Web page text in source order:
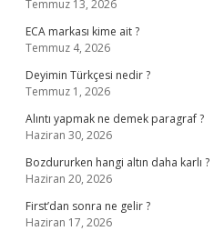
Temmuz 13, 2026
ECA markası kime ait ?
Temmuz 4, 2026
Deyimin Türkçesi nedir ?
Temmuz 1, 2026
Alıntı yapmak ne demek paragraf ?
Haziran 30, 2026
Bozdururken hangi altın daha karlı ?
Haziran 20, 2026
First’dan sonra ne gelir ?
Haziran 17, 2026